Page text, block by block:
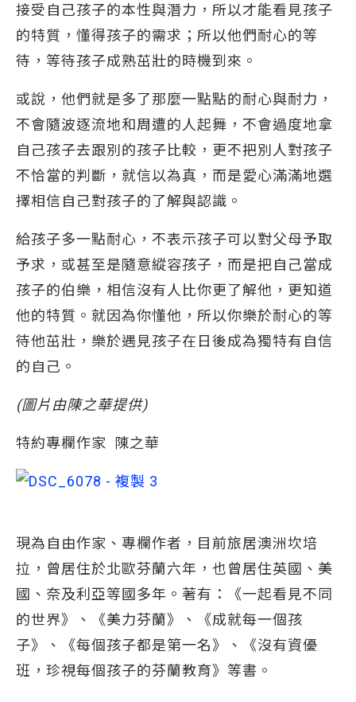
接受自己孩子的本性與潛力，所以才能看見孩子
的特質，懂得孩子的需求；所以他們耐心的等
待，等待孩子成熟茁壯的時機到來。
或說，他們就是多了那麼一點點的耐心與耐力，
不會隨波逐流地和周遭的人起舞，不會過度地拿
自己孩子去跟別的孩子比較，更不把別人對孩子
不恰當的判斷，就信以為真，而是愛心滿滿地選
擇相信自己對孩子的了解與認識。
給孩子多一點耐心，不表示孩子可以對父母予取
予求，或甚至是隨意縱容孩子，而是把自己當成
孩子的伯樂，相信沒有人比你更了解他，更知道
他的特質。就因為你懂他，所以你樂於耐心的等
待他茁壯，樂於遇見孩子在日後成為獨特有自信
的自己。
(圖片由陳之華提供)
特約專欄作家 陳之華
現為自由作家、專欄作者，目前旅居澳洲坎培
拉，曾居住於北歐芬蘭六年，也曾居住英國、美
國、奈及利亞等國多年。著有：《一起看見不同
的世界》、《美力芬蘭》、《成就每一個孩
子》、《每個孩子都是第一名》、《沒有資優
班，珍視每個孩子的芬蘭教育》等書。